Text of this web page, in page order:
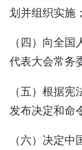
划并组织实施；
（四）向全
代表大会常务
（五）根据
发布决定和命
（六）决定